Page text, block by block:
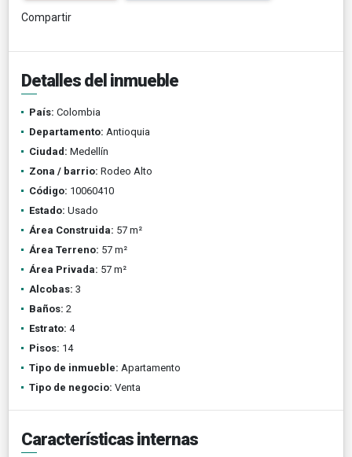
Compartir
Detalles del inmueble
País: Colombia
Departamento: Antioquia
Ciudad: Medellín
Zona / barrio: Rodeo Alto
Código: 10060410
Estado: Usado
Área Construida: 57 m²
Área Terreno: 57 m²
Área Privada: 57 m²
Alcobas: 3
Baños: 2
Estrato: 4
Pisos: 14
Tipo de inmueble: Apartamento
Tipo de negocio: Venta
Características internas